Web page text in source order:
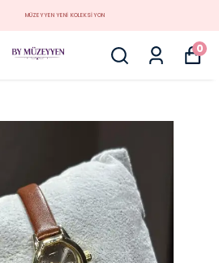
MÜZEYYEN YENİ KOLEKSİYON
0